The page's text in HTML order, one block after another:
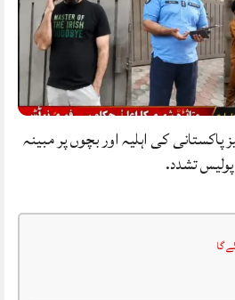
پاکستانی کی اہلیہ اور بچوں پر مبینہ
پولیس تشدد.
گا